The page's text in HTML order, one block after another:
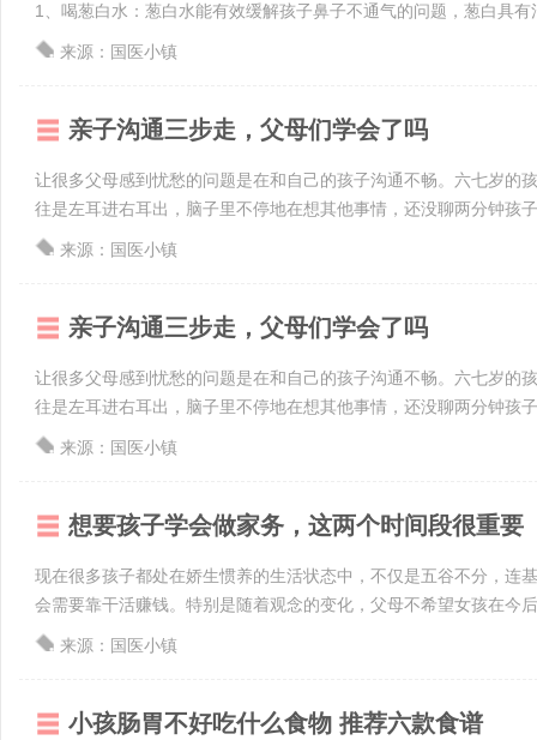
1、喝葱白水：葱白水能有效缓解孩子鼻子不通气的问题，葱白具
来源：国医小镇
亲子沟通三步走，父母们学会了吗
让很多父母感到忧愁的问题是在和自己的孩子沟通不畅。六七岁的
往是左耳进右耳出，脑子里不停地在想其他事情，还没聊两分钟孩
来源：国医小镇
亲子沟通三步走，父母们学会了吗
让很多父母感到忧愁的问题是在和自己的孩子沟通不畅。六七岁的
往是左耳进右耳出，脑子里不停地在想其他事情，还没聊两分钟孩
来源：国医小镇
想要孩子学会做家务，这两个时间段很重要
现在很多孩子都处在娇生惯养的生活状态中，不仅是五谷不分，连
会需要靠干活赚钱。特别是随着观念的变化，父母不希望女孩在今
来源：国医小镇
小孩肠胃不好吃什么食物 推荐六款食谱